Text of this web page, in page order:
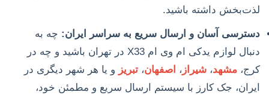
لذت‌بخش داشته باشید.
دسترسی آسان و ارسال سریع به سراسر ایران: چه به
دنبال لوازم یدکی ام وی ام X33 در تهران باشید و چه در
کرج، مشهد، شیراز ، اصفهان، تبریز و یا هر شهر دیگری در
ایران، جک کارز با سیستم ارسال سریع و مطمئن خود،